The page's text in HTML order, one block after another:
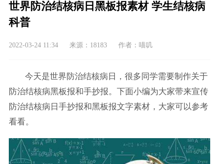
世界防治结核病日黑板报素材 学生结核病
科普
2022-03-24 11:34 来源：18183 作者：喵叽
今天是世界防治结核病日，很多同学需要制作关于
防治结核病黑板报和手抄报。下面小编为大家带来宣传
防治结核病日手抄报和黑板报文字素材，大家可以参考
看看。